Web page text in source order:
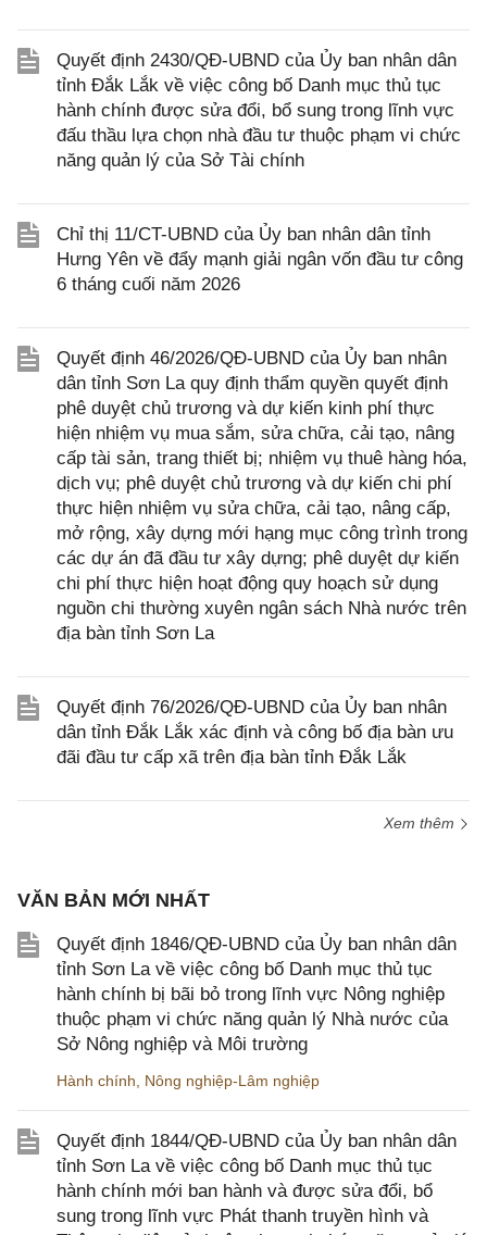
Quyết định 2430/QĐ-UBND của Ủy ban nhân dân
tỉnh Đắk Lắk về việc công bố Danh mục thủ tục
hành chính được sửa đổi, bổ sung trong lĩnh vực
đấu thầu lựa chọn nhà đầu tư thuộc phạm vi chức
năng quản lý của Sở Tài chính
Chỉ thị 11/CT-UBND của Ủy ban nhân dân tỉnh
Hưng Yên về đẩy mạnh giải ngân vốn đầu tư công
6 tháng cuối năm 2026
Quyết định 46/2026/QĐ-UBND của Ủy ban nhân
dân tỉnh Sơn La quy định thẩm quyền quyết định
phê duyệt chủ trương và dự kiến kinh phí thực
hiện nhiệm vụ mua sắm, sửa chữa, cải tạo, nâng
cấp tài sản, trang thiết bị; nhiệm vụ thuê hàng hóa,
dịch vụ; phê duyệt chủ trương và dự kiến chi phí
thực hiện nhiệm vụ sửa chữa, cải tạo, nâng cấp,
mở rộng, xây dựng mới hạng mục công trình trong
các dự án đã đầu tư xây dựng; phê duyệt dự kiến
chi phí thực hiện hoạt động quy hoạch sử dụng
nguồn chi thường xuyên ngân sách Nhà nước trên
địa bàn tỉnh Sơn La
Quyết định 76/2026/QĐ-UBND của Ủy ban nhân
dân tỉnh Đắk Lắk xác định và công bố địa bàn ưu
đãi đầu tư cấp xã trên địa bàn tỉnh Đắk Lắk
Xem thêm
VĂN BẢN MỚI NHẤT
Quyết định 1846/QĐ-UBND của Ủy ban nhân dân
tỉnh Sơn La về việc công bố Danh mục thủ tục
hành chính bị bãi bỏ trong lĩnh vực Nông nghiệp
thuộc phạm vi chức năng quản lý Nhà nước của
Sở Nông nghiệp và Môi trường
Hành chính Nông nghiệp-Lâm nghiệp
Quyết định 1844/QĐ-UBND của Ủy ban nhân dân
tỉnh Sơn La về việc công bố Danh mục thủ tục
hành chính mới ban hành và được sửa đổi, bổ
sung trong lĩnh vực Phát thanh truyền hình và